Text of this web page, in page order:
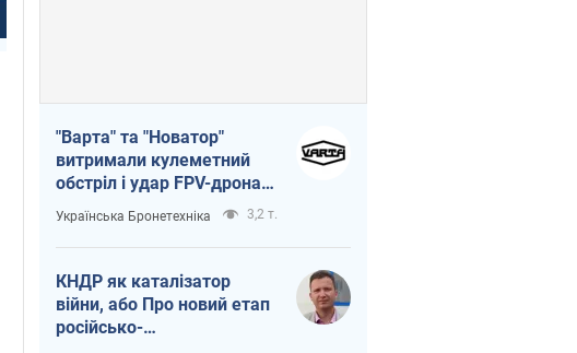
"Варта" та "Новатор"
витримали кулеметний
обстріл і удар FPV-дрона,
врятувавши життя
офіцеру ЗСУ
Українська Бронетехніка 3,2 т.
КНДР як каталізатор
війни, або Про новий етап
російсько-